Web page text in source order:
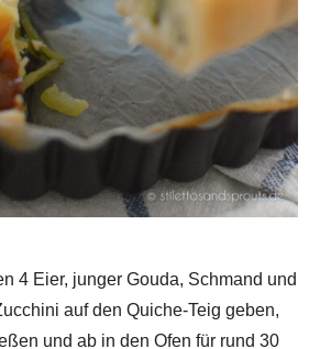
4 Eier, junger Gouda, Schmand und
auf den Quiche-Teig geben,
und ab in den Ofen für rund 30